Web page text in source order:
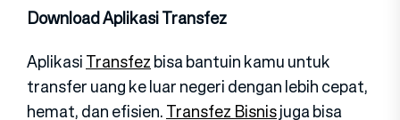
Download Aplikasi Transfez
AplikasiTransfezbisa bantuin kamu untuk
transfer uang ke luar negeri dengan lebih cepat,
hemat, dan efisien.Transfez Bisnisjuga bisa